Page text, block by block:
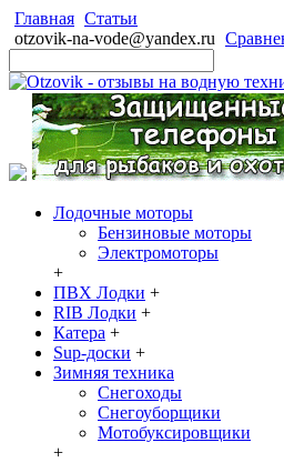
Главная Статьи
otzovik-na-vode@yandex.ru
Лодочные моторы
Бензиновые моторы
Электромоторы
+
ПВХ Лодки +
RIB Лодки +
Катера +
Sup-доски +
Зимняя техника
Снегоходы
Cнегоуборщики
Мотобуксировщики
+